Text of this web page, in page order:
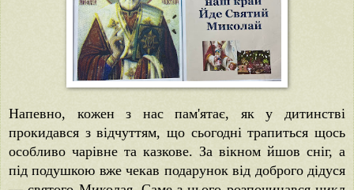
Напевно, кожен з нас пам'ятає, як у дитинстві
прокидався з відчуттям, що сьогодні трапиться щось
особливо чарівне та казкове. За вікном йшов сніг, а
під подушкою вже чекав подарунок від доброго дідуся